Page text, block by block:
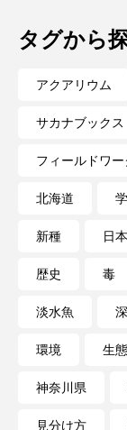
タグから
アクアリウム
サカナブックス
フィールドワー
北海道
新種 日
歴史 毒
淡水魚
環境 生態
神奈川県
見分け方